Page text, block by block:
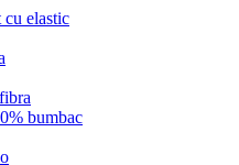
cu elastic
bumbac